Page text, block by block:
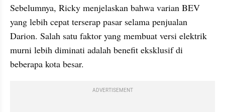
Sebelumnya, Ricky menjelaskan bahwa varian BEV
yang lebih cepat terserap pasar selama penjualan
Darion. Salah satu faktor yang membuat versi elektrik
murni lebih diminati adalah benefit eksklusif di
beberapa kota besar.
ADVERTISEMENT